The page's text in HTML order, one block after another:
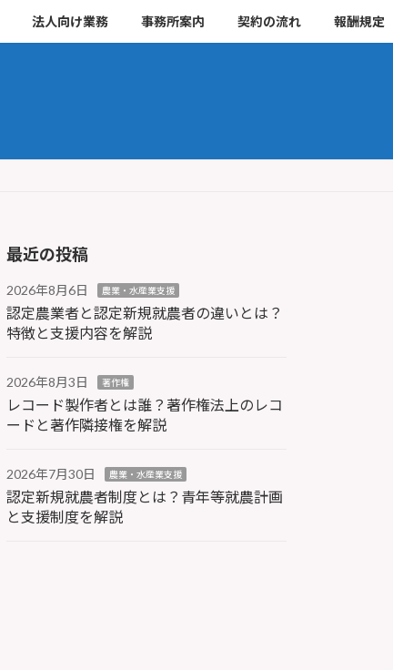
法人向け業務 事務所案内 契約の流れ 報酬規定
最近の投稿
2026年8月6日 農業・水産業支援
認定農業者と認定新規就農者の違いとは？
特徴と支援内容を解説
2026年8月3日 著作権
レコード製作者とは誰？著作権法上のレコ
ードと著作隣接権を解説
2026年7月30日 農業・水産業支援
認定新規就農者制度とは？青年等就農計画
と支援制度を解説